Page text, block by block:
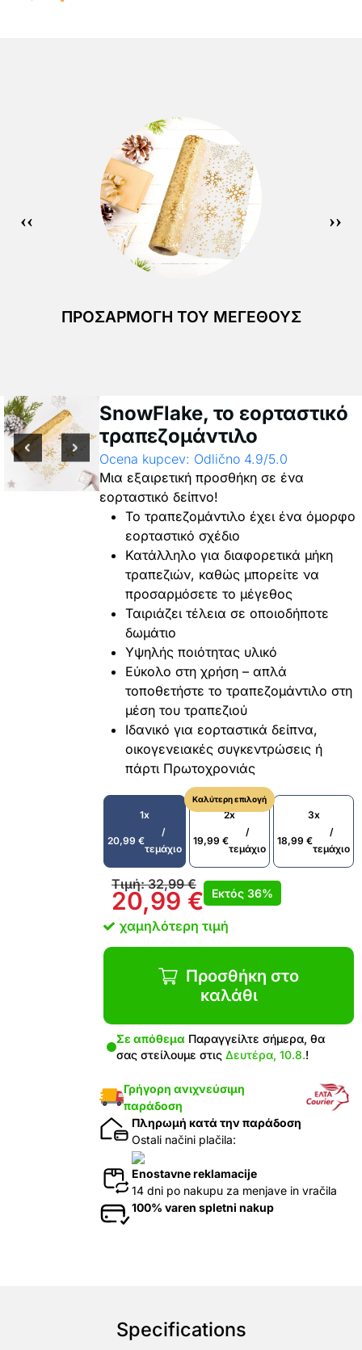
ΠΡΟΣΑΡΜΟΓΉ ΤΟΥ ΜΕΓΈΘΟΥΣ
SnowFlake, το εορταστικό
τραπεζομάντιλο
Ocena kupcev: Odlično 4.9/5.0
Μια εξαιρετική προσθήκη σε ένα
εορταστικό δείπνο!
Το τραπεζομάντιλο έχει ένα όμορφο
εορταστικό σχέδιο
Κατάλληλο για διαφορετικά μήκη
τραπεζιών, καθώς μπορείτε να
προσαρμόσετε το μέγεθος
Ταιριάζει τέλεια σε οποιοδήποτε
δωμάτιο
Υψηλής ποιότητας υλικό
Εύκολο στη χρήση – απλά
τοποθετήστε το τραπεζομάντιλο στη
μέση του τραπεζιού
Ιδανικό για εορταστικά δείπνα,
οικογενειακές συγκεντρώσεις ή
πάρτι Πρωτοχρονιάς
1x
20,99 €
/
τεμάχιο
Καλύτερη επιλογή
2x
19,99 €
/
τεμάχιο
3x
18,99 €
/
τεμάχιο
Τιμή:32,99€
20,99 € Εκτός 36%
χαμηλότερη τιμή
Προσθήκη στο
καλάθι
Σε απόθεμα Παραγγείλτε σήμερα, θα
σας στείλουμε στις Δευτέρα, 10.8.!
Γρήγορη ανιχνεύσιμη
παράδοση
Πληρωμή κατά την παράδοση
Ostali načini plačila:
Enostavne reklamacije
14 dni po nakupu za menjave in vračila
100% varen spletni nakup
Specifications